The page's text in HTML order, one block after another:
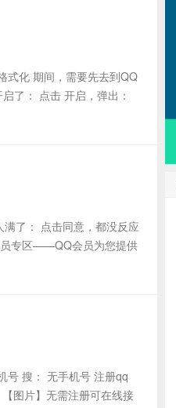
式化 期间，需要先去到QQ
了： 点击 开启，弹出：
了： 点击同意，都没反应
员专区——QQ会员为您提供
号 搜： 无手机号 注册qq
图片】无需注册可在线接